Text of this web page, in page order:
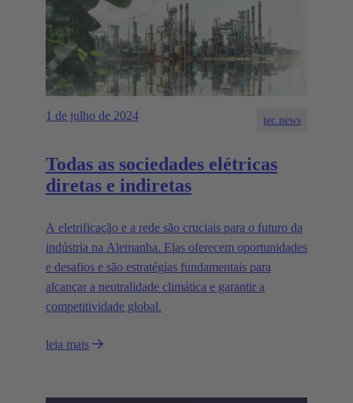
1 de julho de 2024 tec.news
Todas as sociedades elétricas
diretas e indiretas
A eletrificação e a rede são cruciais para o futuro da
indústria na Alemanha. Elas oferecem oportunidades
e desafios e são estratégias fundamentais para
alcançar a neutralidade climática e garantir a
competitividade global.
leia mais